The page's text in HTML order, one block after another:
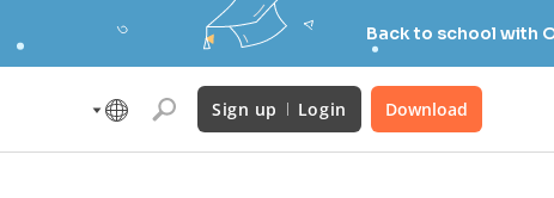
Back to school with
Download
Login
Sign up